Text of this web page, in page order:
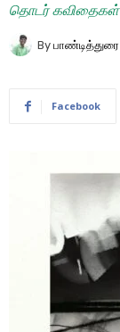
தொடர் கவிதைகள்
By பாண்டித்துரை
Facebook